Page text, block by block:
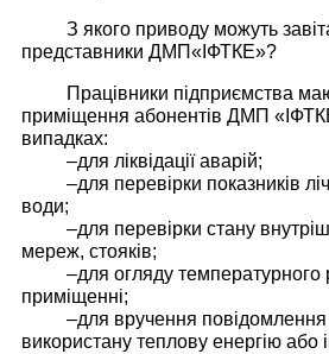
З якого приводу можуть
представники ДМП«ІФТКЕ»?
Працівники підприємства
приміщення абонентів ДМП
випадках:
–для ліквідації аварій;
–для перевірки показників
води;
–для перевірки стану
мереж, стояків;
–для огляду
приміщенні;
–для вручення
використану теплову енергію або